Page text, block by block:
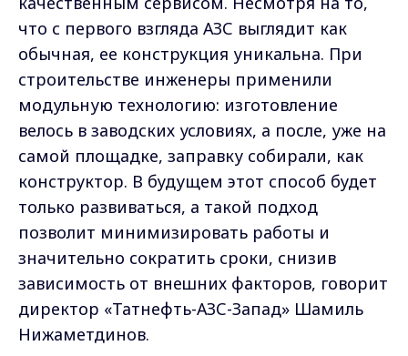
что с первого взгляда АЗС выглядит как
обычная, ее конструкция уникальна. При
строительстве инженеры применили
модульную технологию: изготовление
велось в заводских условиях, а после, уже на
самой площадке, заправку собирали, как
конструктор. В будущем этот способ будет
только развиваться, а такой подход
позволит минимизировать работы и
значительно сократить сроки, снизив
зависимость от внешних факторов, говорит
директор «Татнефть-АЗС-Запад» Шамиль
Нижаметдинов.